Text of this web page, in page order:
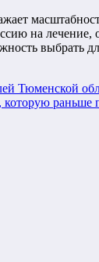
на лечение,
Тюменской
раньше